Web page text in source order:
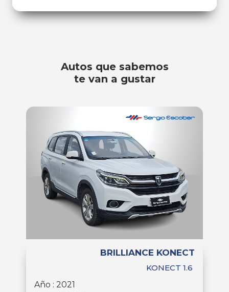
Autos que sabemos
te van a gustar
BRILLIANCE KONECT
KONECT 1.6
Año : 2021